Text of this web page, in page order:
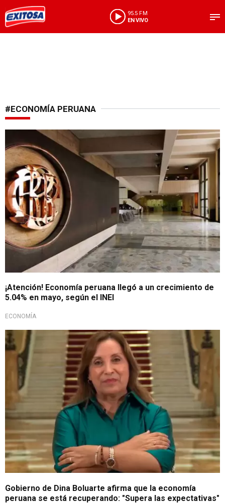
95.5 FM
EN VIVO
#ECONOMÍA PERUANA
Manufactura también impulsa al alza
¡Atención! Economía peruana llegó a un crecimiento de
5.04% en mayo, según el INEI
ECONOMÍA
Gobierno de Dina Boluarte afirma que la economía
peruana se está recuperando: "Supera las expectativas"